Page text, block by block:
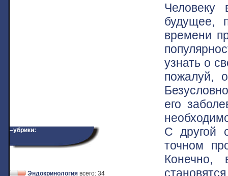
–убрики:
Эндокринология всего: 34
Человеку
будущее,
времени
узнать о
пожалуй,
его
С другой
точном
Конечно,